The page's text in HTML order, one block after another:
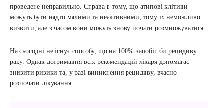
проведене неправильно. Справа в тому, що атипові клітини
можуть бути надто малими та неактивними, тому їх неможливо
виявити, але з часом вони можуть знову почати розмножуватися.
На сьогодні не існує способу, що на 100% запобіг би рецидиву
раку. Однак дотримання всіх рекомендацій лікаря допомагає
знизити ризики та, у разі виникнення рецидиву, вчасно
розпочати лікування.